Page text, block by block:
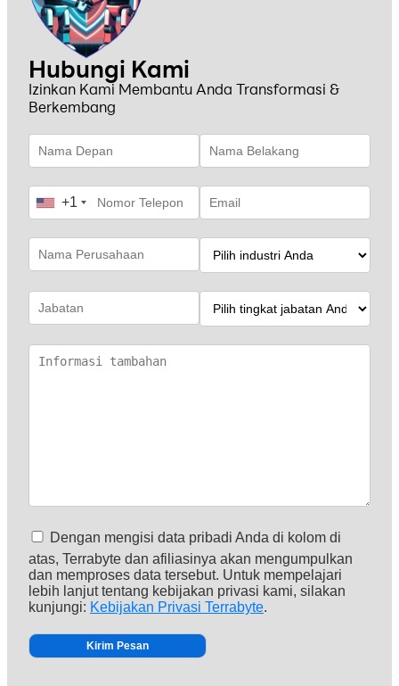
Hubungi Kami
Izinkan Kami Membantu Anda Transformasi &
Berkembang
+1
Dengan mengisi data pribadi Anda di kolom di
atas, Terrabyte dan afiliasinya akan mengumpulkan
dan memproses data tersebut. Untuk mempelajari
lebih lanjut tentang kebijakan privasi kami, silakan
kunjungi: Kebijakan Privasi Terrabyte.